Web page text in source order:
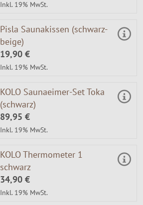
Inkl. 19% MwSt.
Pisla Saunakissen (schwarz-
beige)
19,90 €
Inkl. 19% MwSt.
KOLO Saunaeimer-Set Toka
(schwarz)
89,95 €
Inkl. 19% MwSt.
KOLO Thermometer 1
schwarz
34,90 €
Inkl. 19% MwSt.